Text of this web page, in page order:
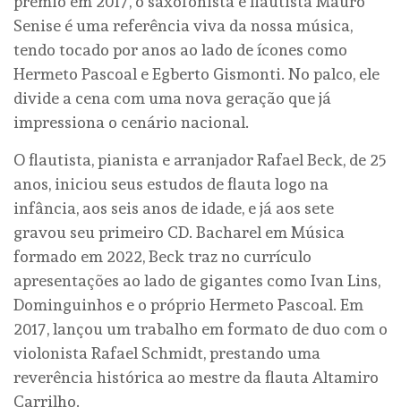
Senise é uma referência viva da nossa música,
tendo tocado por anos ao lado de ícones como
Hermeto Pascoal e Egberto Gismonti. No palco, ele
divide a cena com uma nova geração que já
impressiona o cenário nacional.
O flautista, pianista e arranjador Rafael Beck, de 25
anos, iniciou seus estudos de flauta logo na
infância, aos seis anos de idade, e já aos sete
gravou seu primeiro CD. Bacharel em Música
formado em 2022, Beck traz no currículo
apresentações ao lado de gigantes como Ivan Lins,
Dominguinhos e o próprio Hermeto Pascoal. Em
2017, lançou um trabalho em formato de duo com o
violonista Rafael Schmidt, prestando uma
reverência histórica ao mestre da flauta Altamiro
Carrilho.